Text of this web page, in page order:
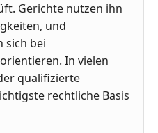
Gerichte nutzen ihn
und
sich bei
In vielen
qualifizierte
rechtliche Basis